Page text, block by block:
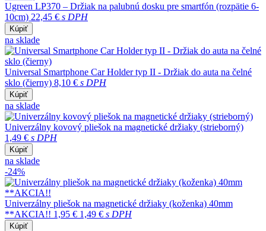
Ugreen LP370 – Držiak na palubnú dosku pre smartfón (rozpätie 6-
10cm) 22,45 € s DPH
Kúpiť
na sklade
Universal Smartphone Car Holder typ II - Držiak do auta na čelné
sklo (čierny) 8,10 € s DPH
Kúpiť
na sklade
Univerzálny kovový pliešok na magnetické držiaky (strieborný)
1,49 € s DPH
Kúpiť
na sklade
-24%
Univerzálny pliešok na magnetické držiaky (koženka) 40mm
**AKCIA!! 1,95 € 1,49 € s DPH
Kúpiť